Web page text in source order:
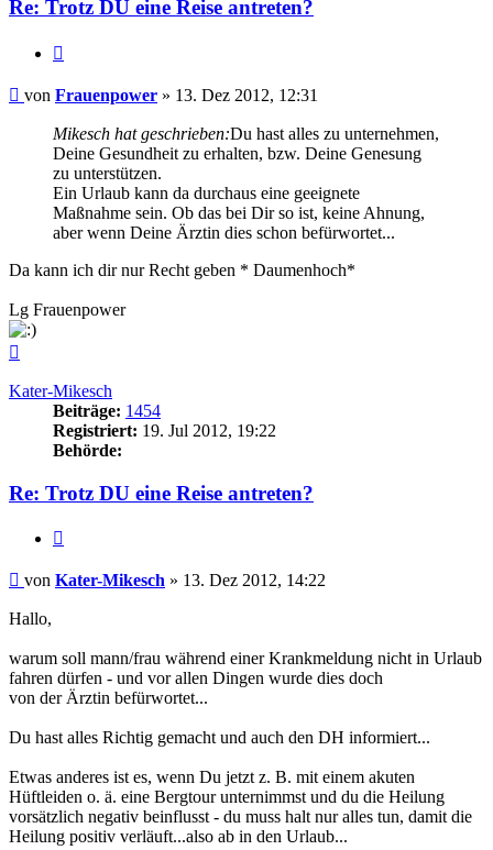
Re: Trotz DU eine Reise antreten?
Beitrag
von Frauenpower » 13. Dez 2012, 12:31
Mikesch hat geschrieben:Du hast alles zu unternehmen,
Deine Gesundheit zu erhalten, bzw. Deine Genesung
zu unterstützen.
Ein Urlaub kann da durchaus eine geeignete
Maßnahme sein. Ob das bei Dir so ist, keine Ahnung,
aber wenn Deine Ärztin dies schon befürwortet...
Da kann ich dir nur Recht geben * Daumenhoch*
Lg Frauenpower
Kater-Mikesch
Beiträge: 1454
Registriert: 19. Jul 2012, 19:22
Behörde:
Re: Trotz DU eine Reise antreten?
Beitrag
von Kater-Mikesch » 13. Dez 2012, 14:22
Hallo,
warum soll mann/frau während einer Krankmeldung nicht in Urlaub
fahren dürfen - und vor allen Dingen wurde dies doch
von der Ärztin befürwortet...
Du hast alles Richtig gemacht und auch den DH informiert...
Etwas anderes ist es, wenn Du jetzt z. B. mit einem akuten
Hüftleiden o. ä. eine Bergtour unternimmst und du die Heilung
vorsätzlich negativ beinflusst - du muss halt nur alles tun, damit die
Heilung positiv verläuft...also ab in den Urlaub...